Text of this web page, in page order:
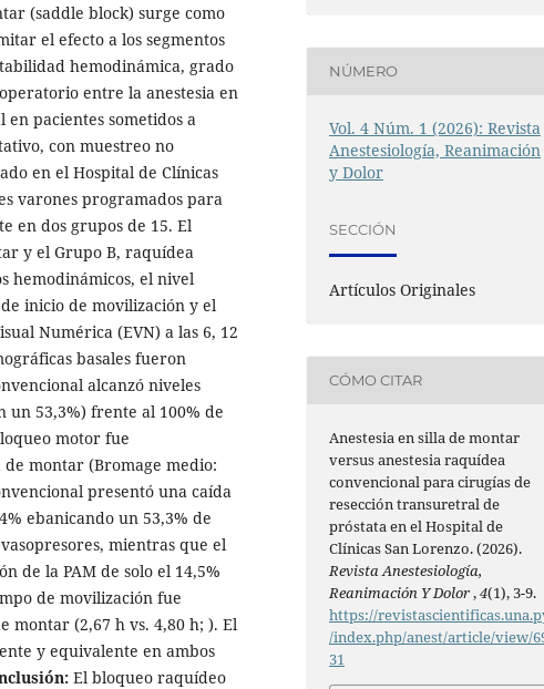
(saddle block) surge como
el efecto a los segmentos
hemodinámica, grado
entre la anestesia en
pacientes sometidos a
con muestreo no
en el Hospital de Clínicas
varones programados para
en dos grupos de 15. El
y el Grupo B, raquídea
hemodinámicos, el nivel
inicio de movilización y el
Numérica (EVN) a las 6, 12
basales fueron
alcanzó niveles
un 53,3%) frente al 100% de
motor fue
montar (Bromage medio:
presentó una caída
ebanicando un 53,3% de
mientras que el
de la PAM de solo el 14,5%
de movilización fue
(2,67 h vs. 4,80 h; ). El
y equivalente en ambos
El bloqueo raquídeo
NÚMERO
Vol. 4 Núm. 1 (2026): Revista
Anestesiología, Reanimación
y Dolor
SECCIÓN
Artículos Originales
CÓMO CITAR
Anestesia en silla de montar
versus anestesia raquídea
convencional para cirugías de
resección transuretral de
próstata en el Hospital de
Clínicas San Lorenzo. (2026).
Revista Anestesiología,
Reanimación Y Dolor,4(1), 3-9.
https://
/index.php/anest/article/view/
31